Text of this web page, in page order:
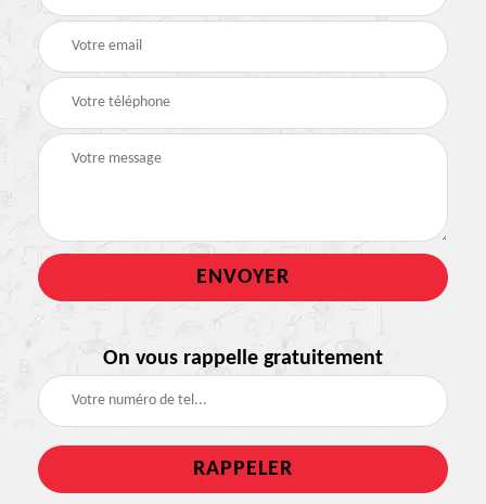
On vous rappelle gratuitement